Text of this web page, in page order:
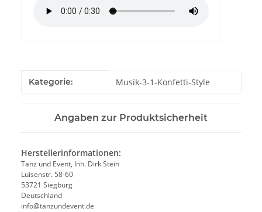
Produkteigenschaft
Wert
Kategorie: Musik-3-1-Konfetti-Style
Angaben zur Produktsicherheit
Herstellerinformationen:
Tanz und Event, Inh. Dirk Stein
Luisenstr. 58-60
53721 Siegburg
Deutschland
info@tanzundevent.de